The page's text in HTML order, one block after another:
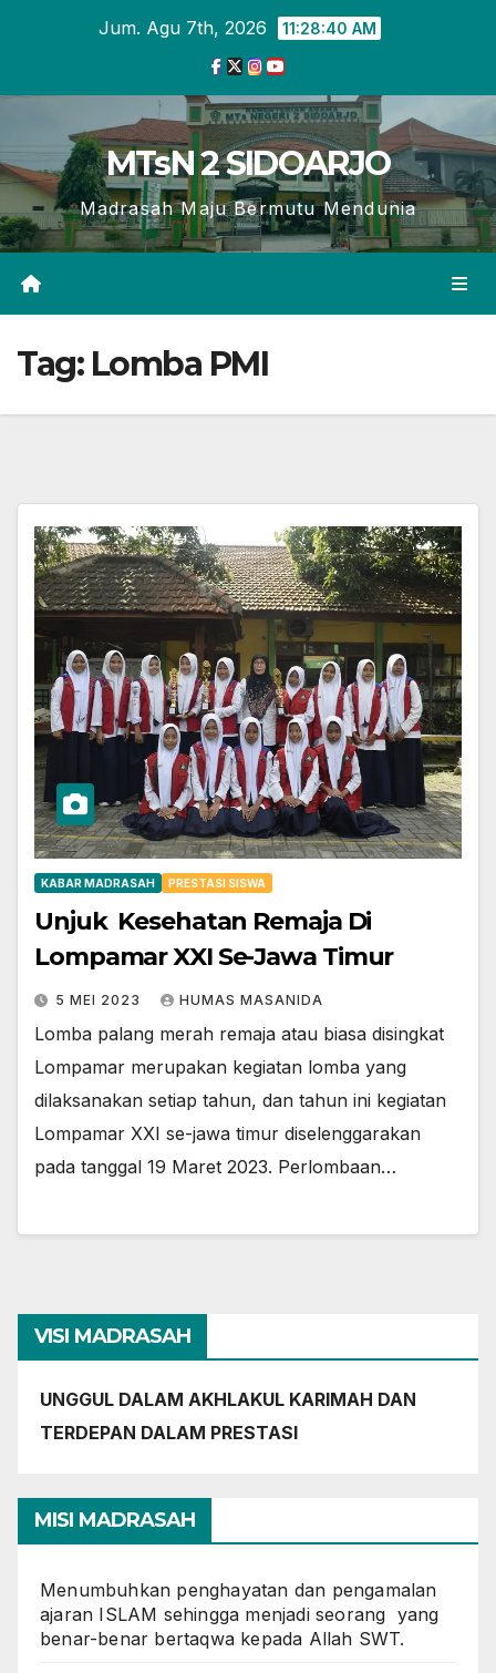
Jum. Agu 7th, 2026 11:28:40 AM
MTsN 2 SIDOARJO
Madrasah Maju Bermutu Mendunia
Tag: Lomba PMI
KABAR MADRASAH PRESTASI SISWA
Unjuk Kesehatan Remaja Di
Lompamar XXI Se-Jawa Timur
5 MEI 2023 HUMAS MASANIDA
Lomba palang merah remaja atau biasa disingkat
Lompamar merupakan kegiatan lomba yang
dilaksanakan setiap tahun, dan tahun ini kegiatan
Lompamar XXI se-jawa timur diselenggarakan
pada tanggal 19 Maret 2023. Perlombaan…
VISI MADRASAH
UNGGUL DALAM AKHLAKUL KARIMAH DAN
TERDEPAN DALAM PRESTASI
MISI MADRASAH
Menumbuhkan penghayatan dan pengamalan
ajaran ISLAM sehingga menjadi seorang yang
benar-benar bertaqwa kepada Allah SWT.